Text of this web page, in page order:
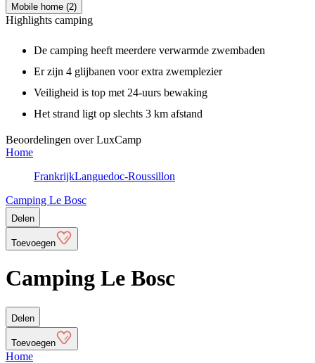
Mobile home (2)
Highlights camping
De camping heeft meerdere verwarmde zwembaden
Er zijn 4 glijbanen voor extra zwemplezier
Veiligheid is top met 24-uurs bewaking
Het strand ligt op slechts 3 km afstand
Beoordelingen over LuxCamp
Home
FrankrijkLanguedoc-Roussillon
Camping Le Bosc
Delen
Toevoegen
Camping Le Bosc
Delen
Toevoegen
Home